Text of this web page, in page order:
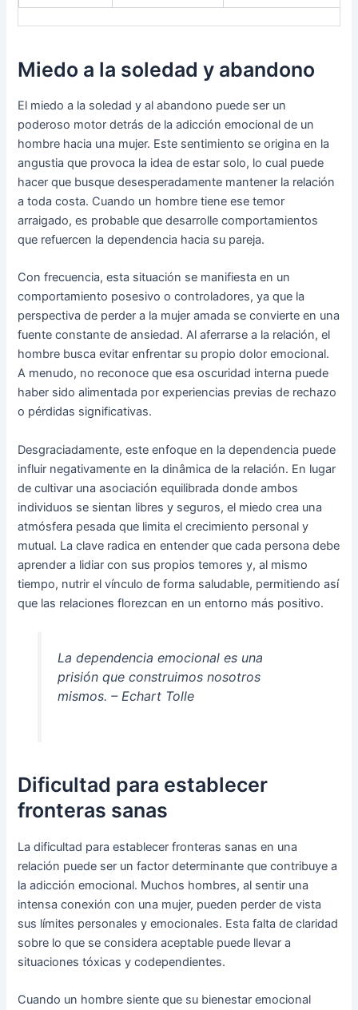
Miedo a la soledad y abandono
El miedo a la soledad y al abandono puede ser un
poderoso motor detrás de la adicción emocional de un
hombre hacia una mujer. Este sentimiento se origina en la
angustia que provoca la idea de estar solo, lo cual puede
hacer que busque desesperadamente mantener la relación
a toda costa. Cuando un hombre tiene ese temor
arraigado, es probable que desarrolle comportamientos
que refuercen la dependencia hacia su pareja.
Con frecuencia, esta situación se manifiesta en un
comportamiento posesivo o controladores, ya que la
perspectiva de perder a la mujer amada se convierte en una
fuente constante de ansiedad. Al aferrarse a la relación, el
hombre busca evitar enfrentar su propio dolor emocional.
A menudo, no reconoce que esa oscuridad interna puede
haber sido alimentada por experiencias previas de rechazo
o pérdidas significativas.
Desgraciadamente, este enfoque en la dependencia puede
influir negativamente en la dinâmica de la relación. En lugar
de cultivar una asociación equilibrada donde ambos
individuos se sientan libres y seguros, el miedo crea una
atmósfera pesada que limita el crecimiento personal y
mutual. La clave radica en entender que cada persona debe
aprender a lidiar con sus propios temores y, al mismo
tiempo, nutrir el vínculo de forma saludable, permitiendo así
que las relaciones florezcan en un entorno más positivo.
La dependencia emocional es una
prisión que construimos nosotros
mismos. – Echart Tolle
Dificultad para establecer
fronteras sanas
La dificultad para establecer fronteras sanas en una
relación puede ser un factor determinante que contribuye a
la adicción emocional. Muchos hombres, al sentir una
intensa conexión con una mujer, pueden perder de vista
sus límites personales y emocionales. Esta falta de claridad
sobre lo que se considera aceptable puede llevar a
situaciones tóxicas y codependientes.
Cuando un hombre siente que su bienestar emocional